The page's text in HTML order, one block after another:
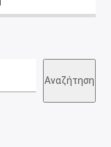
Αναζήτηση